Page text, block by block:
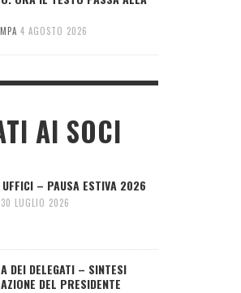
4 AGOSTO 2026
AI SOCI
UFFICI – PAUSA ESTIVA 2026
30 LUGLIO 2026
DEI DELEGATI – SINTESI
DEL PRESIDENTE